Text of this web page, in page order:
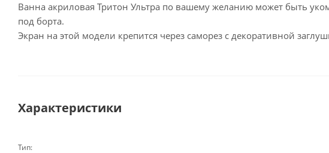
Ванна акриловая Тритон Ультра по вашему желанию может быть
под борта.
Экран на этой модели крепится через саморез с декоративной
Характеристики
Тип: